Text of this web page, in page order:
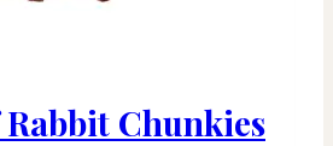
Chunkies